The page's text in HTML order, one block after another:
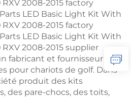
fabricant et fournisseur
pour chariots de golf. Dans
produit des kits
des pare-chocs, des toits,